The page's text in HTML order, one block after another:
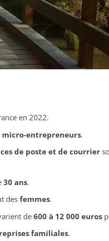
en 2022.
micro-entrepreneurs.
de poste et de courrier
30 ans.
des femmes.
de 600 à 12 000 euros
familiales.